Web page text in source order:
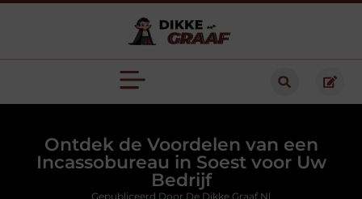
Ontdek de Voordelen van een
Incassobureau in Soest voor Uw
Bedrijf
Gepubliceerd Door De Dikke Graaf.nl